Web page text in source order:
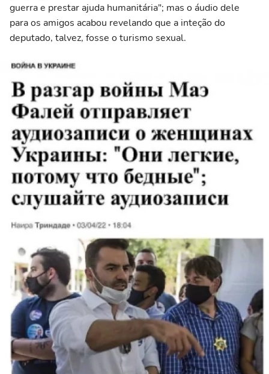
guerra e prestar ajuda humanitária"; mas o áudio dele
para os amigos acabou revelando que a inteção do
deputado, talvez, fosse o turismo sexual.